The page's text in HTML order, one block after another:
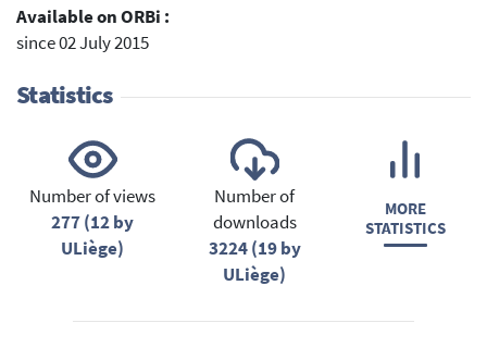
Available on ORBi :
since 02 July 2015
Statistics
Number of views
277 (12 by
ULiège)
Number of
downloads
3224 (19 by
ULiège)
MORE
STATISTICS